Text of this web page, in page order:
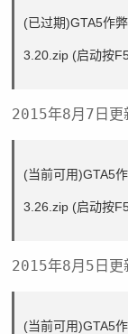
(已过期)GTA5作
3.20.zip (启动按
2015年8月7日更
(当前可用)GTA5
3.26.zip (启动按
2015年8月5日更
(当前可用)GTA5